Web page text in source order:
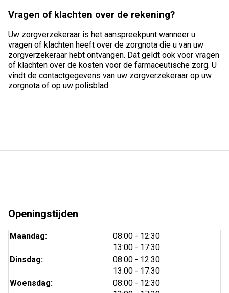
Vragen of klachten over de rekening?
Uw zorgverzekeraar is het aanspreekpunt wanneer u
vragen of klachten heeft over de zorgnota die u van uw
zorgverzekeraar hebt ontvangen. Dat geldt ook voor vragen
of klachten over de kosten voor de farmaceutische zorg. U
vindt de contactgegevens van uw zorgverzekeraar op uw
zorgnota of op uw polisblad.
Openingstijden
Maandag: 08:00 tot
- 12:30
13:00 tot
- 17:30
Dinsdag:
08:00 tot
- 12:30
13:00 tot
- 17:30
Woensdag:
08:00 tot
- 12:30